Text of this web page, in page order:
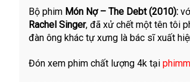
Bộ phim Món Nợ – The Debt (2010):
Rachel Singer, đã xử chết một tên tôi
đàn ông khác tự xưng là bác sĩ xuất
Đón xem phim chất lượng 4k tại